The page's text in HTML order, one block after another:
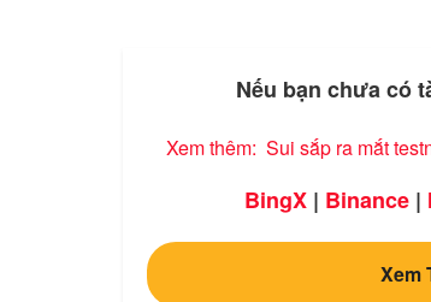
Nếu bạn chưa có
Xem thêm: Sui sắp ra mắt
BingX| Binance|
Xem